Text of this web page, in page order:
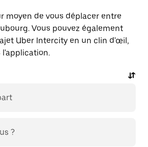
moyen de vous déplacer entre
Vous pouvez également
Uber Intercity en un clin d'œil,
?